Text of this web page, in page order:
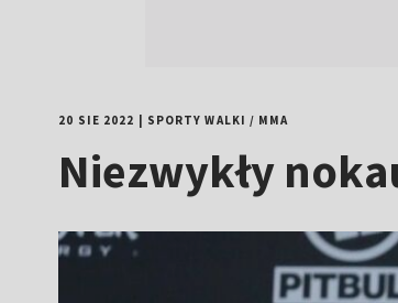
20 SIE 2022 SPORTY WALKI / MMA
Niezwykły